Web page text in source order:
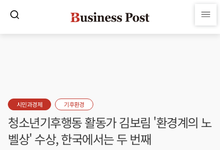
시민과경제 기후환경
청소년기후행동 활동가 김보림 '환경계의 노
벨상' 수상, 한국에서는 두 번째